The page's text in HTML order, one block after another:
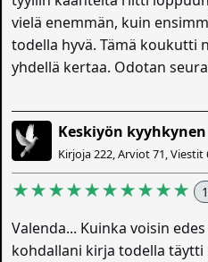
vielä enemmän, kuin
todella hyvä. Tämä koukutti
yhdellä kertaa. Odotan
Keskiyön kyyhkynen
Kirjoja 222, Arviot 71, Viestit
★★★★★★★★★★
Valenda... Kuinka voisin
kohdallani kirja todella täytti